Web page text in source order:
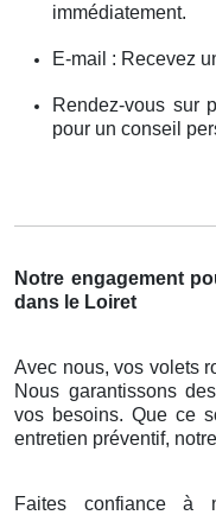
immédiatement.
E-mail : Recevez
Rendez-vous sur
pour un conseil
Notre engagement
dans le Loiret
Avec nous, vos volets
Nous garantissons
vos besoins. Que ce
entretien préventif,
Faites confiance à